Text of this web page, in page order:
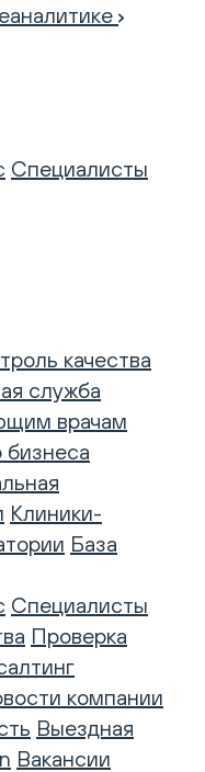
Специалисты
качества
служба
врачам
бизнеса
Клиники-
База
Специалисты
Проверка
компании
Выездная
Вакансии